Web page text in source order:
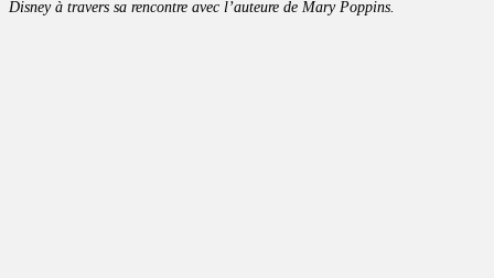
Disney à travers sa rencontre avec l’auteure de Mary Poppins.